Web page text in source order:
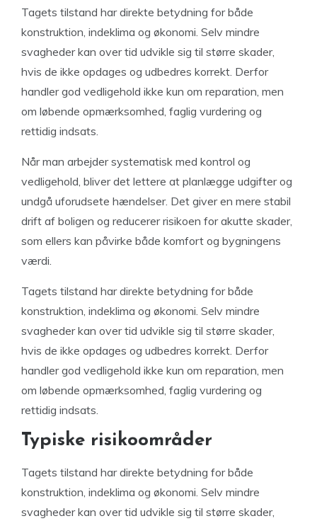
Tagets tilstand har direkte betydning for både
konstruktion, indeklima og økonomi. Selv mindre
svagheder kan over tid udvikle sig til større skader,
hvis de ikke opdages og udbedres korrekt. Derfor
handler god vedligehold ikke kun om reparation, men
om løbende opmærksomhed, faglig vurdering og
rettidig indsats.
Når man arbejder systematisk med kontrol og
vedligehold, bliver det lettere at planlægge udgifter og
undgå uforudsete hændelser. Det giver en mere stabil
drift af boligen og reducerer risikoen for akutte skader,
som ellers kan påvirke både komfort og bygningens
værdi.
Tagets tilstand har direkte betydning for både
konstruktion, indeklima og økonomi. Selv mindre
svagheder kan over tid udvikle sig til større skader,
hvis de ikke opdages og udbedres korrekt. Derfor
handler god vedligehold ikke kun om reparation, men
om løbende opmærksomhed, faglig vurdering og
rettidig indsats.
Typiske risikoområder
Tagets tilstand har direkte betydning for både
konstruktion, indeklima og økonomi. Selv mindre
svagheder kan over tid udvikle sig til større skader,